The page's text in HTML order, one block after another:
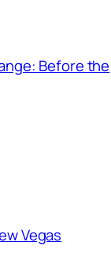
Before the
Vegas